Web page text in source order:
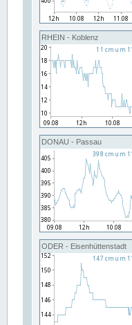
RHEIN - Koblenz
DONAU - Passau
ODER - Eisenhüttenstadt